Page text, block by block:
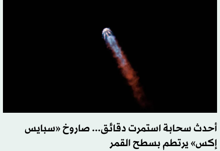
أحدث سحابة استمرت دقائق... صاروخ «سبايس
إكس» يرتطم بسطح القمر